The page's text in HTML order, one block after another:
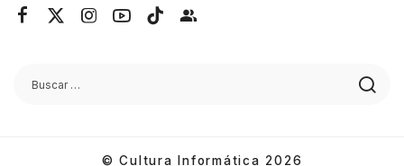
© Cultura Informática 2026